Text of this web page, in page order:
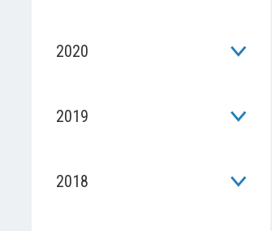
2020
2019
2018